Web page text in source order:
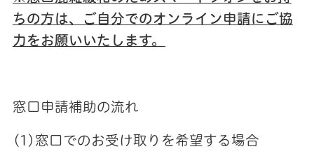
ちの方は、ご自分でのオンライン申請にご協
力をお願いいたします。
窓口申請補助の流れ
(1)窓口でのお受け取りを希望する場合